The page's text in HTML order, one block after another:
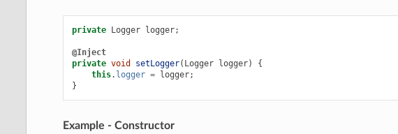
private Logger logger;
@Inject
private void setLogger( Logger logger)
{
this. logger = logger;
}
Example - Constructor